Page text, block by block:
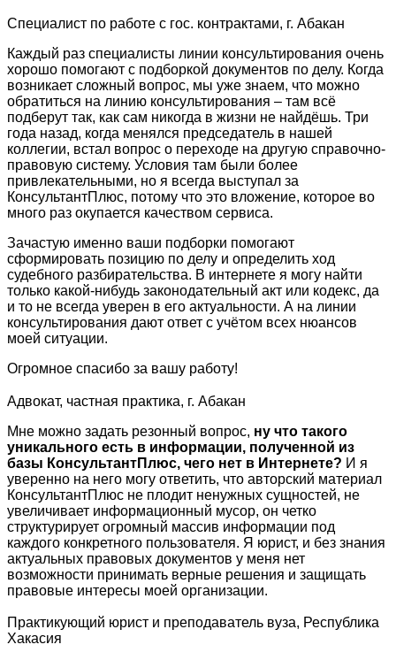
Специалист по работе с гос. контрактами, г. Абакан
Каждый раз специалисты линии консультирования очень
хорошо помогают с подборкой документов по делу. Когда
возникает сложный вопрос, мы уже знаем, что можно
обратиться на линию консультирования – там всё
подберут так, как сам никогда в жизни не найдёшь. Три
года назад, когда менялся председатель в нашей
коллегии, встал вопрос о переходе на другую справочно-
правовую систему. Условия там были более
привлекательными, но я всегда выступал за
КонсультантПлюс, потому что это вложение, которое во
много раз окупается качеством сервиса.
Зачастую именно ваши подборки помогают
сформировать позицию по делу и определить ход
судебного разбирательства. В интернете я могу найти
только какой-нибудь законодательный акт или кодекс, да
и то не всегда уверен в его актуальности. А на линии
консультирования дают ответ с учётом всех нюансов
моей ситуации.
Огромное спасибо за вашу работу!
Адвокат, частная практика, г. Абакан
Мне можно задать резонный вопрос, ну что такого
уникального есть в информации, полученной из
базы КонсультантПлюс, чего нет в Интернете? И я
уверенно на него могу ответить, что авторский материал
КонсультантПлюс не плодит ненужных сущностей, не
увеличивает информационный мусор, он четко
структурирует огромный массив информации под
каждого конкретного пользователя. Я юрист, и без знания
актуальных правовых документов у меня нет
возможности принимать верные решения и защищать
правовые интересы моей организации.
Практикующий юрист и преподаватель вуза, Республика
Хакасия